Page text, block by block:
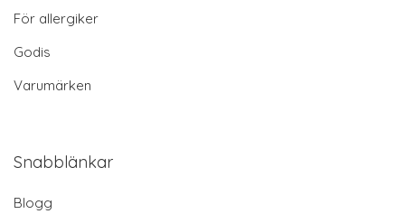
För allergiker
Godis
Varumärken
Snabblänkar
Blogg